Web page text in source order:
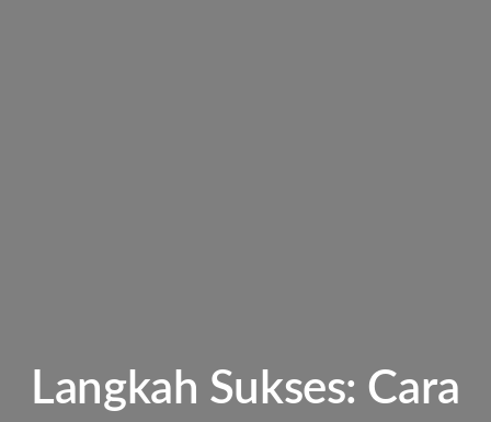
Langkah Sukses: Cara